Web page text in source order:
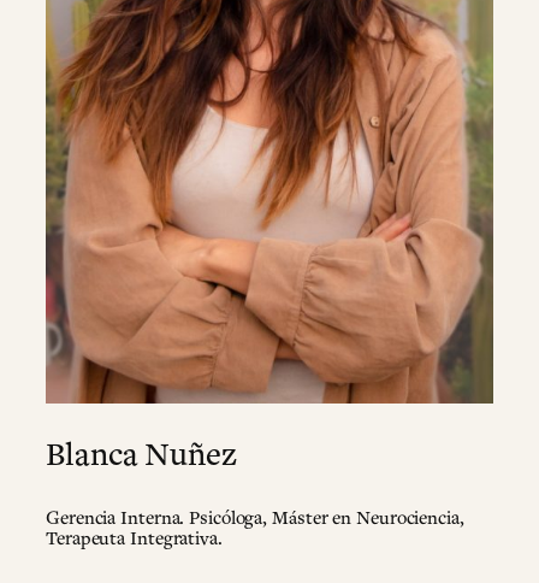
Blanca Nuñez
Gerencia Interna. Psicóloga, Máster en Neurociencia,
Terapeuta Integrativa.